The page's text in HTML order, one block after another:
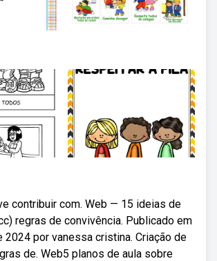
contribuir com. Web — 15 ideias de
regras de convivência. Publicado em
2024 por vanessa cristina. Criação de
de. Web5 planos de aula sobre